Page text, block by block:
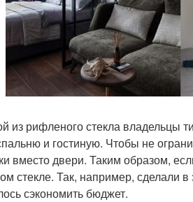
из рифленого стекла
и гостиную. Чтобы не
вместо двери. Таким образом,
стекле. Так, например, сделали
сэкономить бюджет.